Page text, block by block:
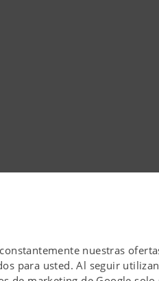
nuestras
para usted. Al seguir